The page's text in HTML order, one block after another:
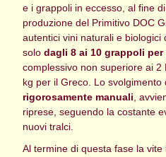
e i grappoli in eccesso, al fine
produzione del Primitivo DOC
autentici vini naturali e biologici
solodagli 8 ai 10 grappoli per
complessivo non superiore ai
kg per il Greco. Lo
rigorosamente manuali,
riprese, seguendo la costante
nuovi tralci.
Al termine di questa fase la vite